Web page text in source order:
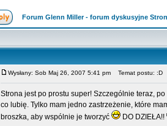
Forum Glenn Miller - forum dyskusyjne
Wysłany: Sob Maj 26, 2007 5:41 pm Temat postu: :D
Strona jest po prostu super! Szczególnie teraz,
co lubię. Tylko mam jedno zastrzeżenie, które
broszka, aby wspólnie je tworzyć
DO DZIEŁA!!